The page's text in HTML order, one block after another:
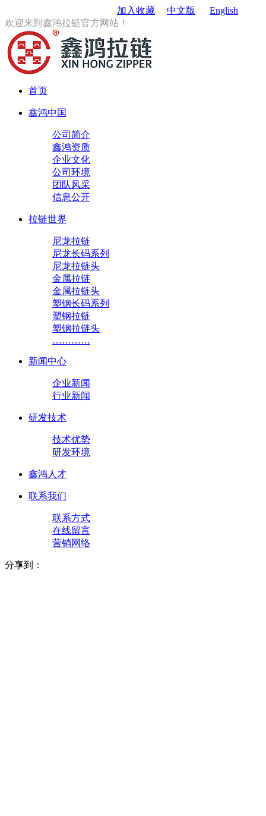
加入收藏 中文版
English
欢迎来到鑫鸿拉链官方网站！
首页
鑫鸿中国
公司简介
鑫鸿资质
企业文化
公司环境
团队风采
信息公开
拉链世界
尼龙拉链
尼龙长码系列
尼龙拉链头
金属拉链
金属拉链头
塑钢长码系列
塑钢拉链
塑钢拉链头
…………
新闻中心
企业新闻
行业新闻
研发技术
技术优势
研发环境
鑫鸿人才
联系我们
联系方式
在线留言
营销网络
分享到：